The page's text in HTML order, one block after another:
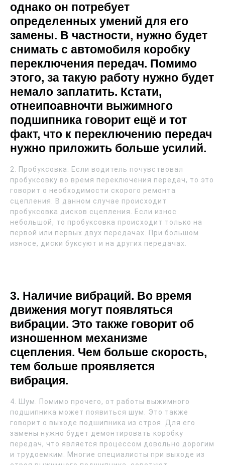
однако он потребует
определенных умений для его
замены. В частности, нужно будет
снимать с автомобиля коробку
переключения передач. Помимо
этого, за такую работу нужно будет
немало заплатить. Кстати,
отнеипоавночти выжимного
подшипника говорит ещё и тот
факт, что к переключению передач
нужно приложить больше усилий.
2. Пробуксовка. Если водитель почувствовал
пробуксовку во время переключения передач, то это
говорит о необходимости скорого ремонта
сцепления. В данном случае происходит
пробуксовка дисков сцепления. Если износ
небольшой, то пробуксовка происходит только на
первой или первых двух передачах. При большом
износе, диски буксуют и на других передачах.
3. Наличие вибраций. Во время
движения могут появляться
вибрации. Это также говорит об
изношенном механизме
сцепления. Чем больше скорость,
тем больше проявляется
вибрация.
4. Шум. Помимо прочего, от работы выжимного
подшипника может появиться шум. Это также
говорит о выходе подшипника из строя. Для его
замены нужно будет демонтировать коробку
передач, что является процессом довольно дорогим
и трудоемким. Многие специалисты при выходе из